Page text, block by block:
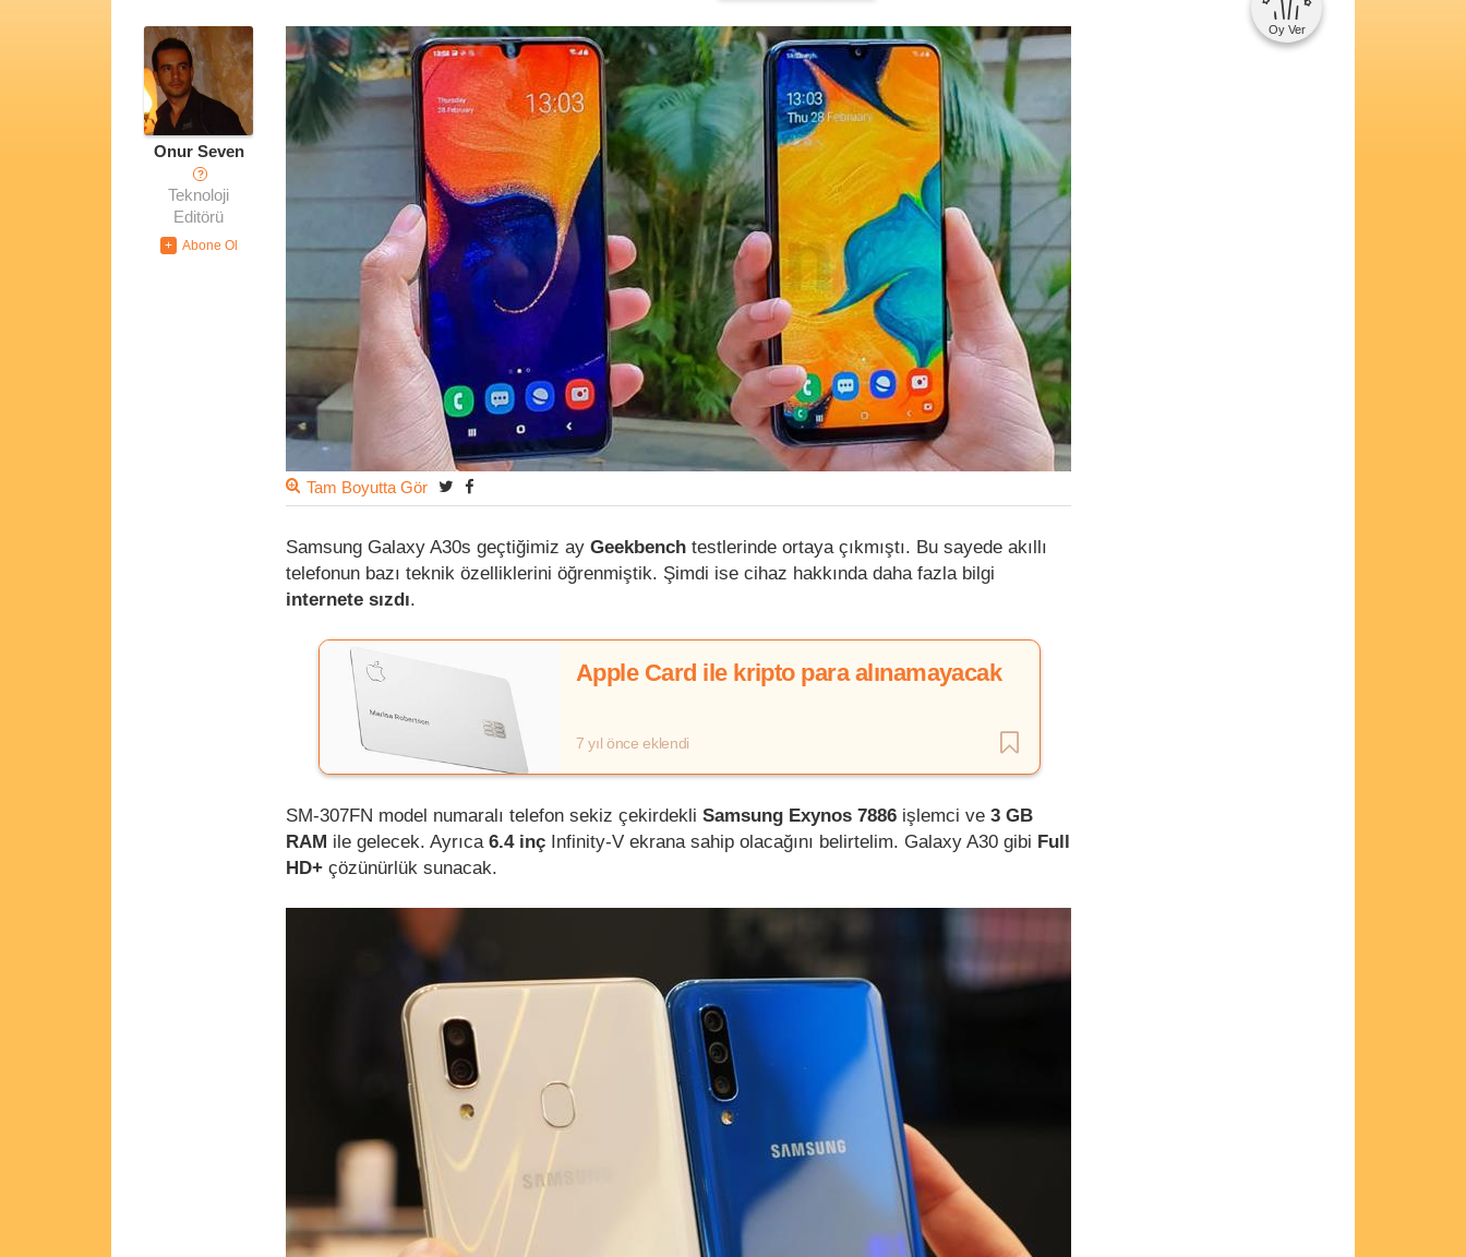
Oy Ver
Onur Seven
?
Teknoloji
Editörü
Tam Boyutta Gör
Samsung Galaxy A30s geçtiğimiz ay Geekbench testlerinde ortaya çıkmıştı. Bu sayede akıllı
telefonun bazı teknik özelliklerini öğrenmiştik. Şimdi ise cihaz hakkında daha fazla bilgi
internete sızdı.
Apple Card ile kripto para alınamayacak
7 yıl önce eklendi
SM-307FN model numaralı telefon sekiz çekirdekli Samsung Exynos 7886 işlemci ve 3 GB
RAM ile gelecek. Ayrıca 6.4 inç Infinity-V ekrana sahip olacağını belirtelim. Galaxy A30 gibi Full
HD+ çözünürlük sunacak.